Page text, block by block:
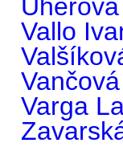
Vallo
Varga